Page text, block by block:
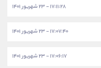
۱۷:۱۱:۲۸ - ۲۳ شهریور ۱۴۰۱
۱۷:۰۷:۴۰ - ۲۳ شهریور ۱۴۰۱
۱۷:۰۶:۱۷ - ۲۳ شهریور ۱۴۰۱